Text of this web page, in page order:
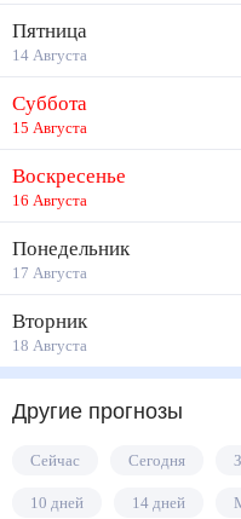
Пятница
14 Августа
Суббота
15 Августа
Воскресенье
16 Августа
Понедельник
17 Августа
Вторник
18 Августа
Другие прогнозы
Сейчас Сегодня
10 дней 14 дней